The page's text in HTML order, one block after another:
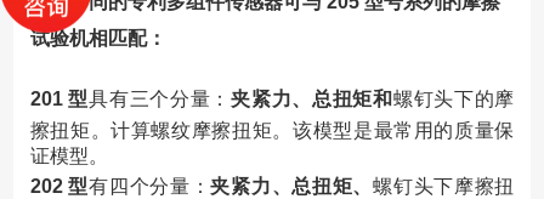
试验机相匹配：
201 型具有三个分量：夹紧力、总扭矩和螺钉头下的摩
擦扭矩。计算螺纹摩擦扭矩。该模型是最常用的质量保
证模型。
202 型有四个分量：夹紧力、总扭矩、螺钉头下摩擦扭